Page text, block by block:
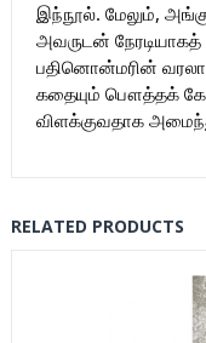
இந்நூல். மேலும்,
அவருடன்
பதினொன்மரின்
கதையும் பௌத்தக்
விளக்குவதாக
RELATED PRODUCTS